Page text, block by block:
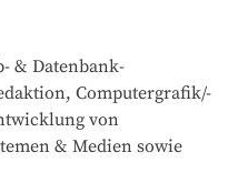
& Datenbank-
Computergrafik/-
von
& Medien sowie